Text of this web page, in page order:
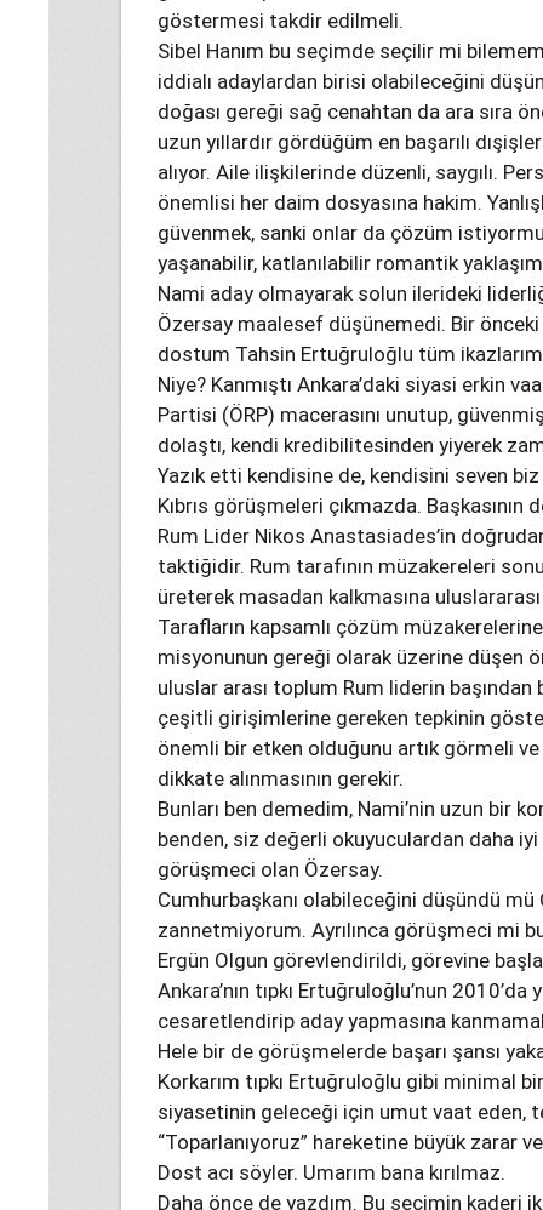
göstermesi takdir edilmeli.
Sibel Hanım bu seçimde seçilir mi
iddialı adaylardan birisi olabileceğini
doğası gereği sağ cenahtan da ara sıra
uzun yıllardır gördüğüm en başarılı
alıyor. Aile ilişkilerinde düzenli, saygılı.
önemlisi her daim dosyasına hakim.
güvenmek, sanki onlar da çözüm
yaşanabilir, katlanılabilir romantik
Nami aday olmayarak solun ilerideki
Özersay maalesef düşünemedi. Bir
dostum Tahsin Ertuğruloğlu tüm
Niye? Kanmıştı Ankara’daki siyasi erkin
Partisi (ÖRP) macerasını unutup,
dolaştı, kendi kredibilitesinden yiyerek
Yazık etti kendisine de, kendisini seven
Kıbrıs görüşmeleri çıkmazda. Başkasının
Rum Lider Nikos Anastasiades’in
taktiğidir. Rum tarafının müzakereleri
üreterek masadan kalkmasına
Tarafların kapsamlı çözüm
misyonunun gereği olarak üzerine düşen
uluslar arası toplum Rum liderin
çeşitli girişimlerine gereken tepkinin
önemli bir etken olduğunu artık görmeli
dikkate alınmasının gerekir.
Bunları ben demedim, Nami’nin uzun bir
benden, siz değerli okuyuculardan daha
görüşmeci olan Özersay.
Cumhurbaşkanı olabileceğini düşündü mü
zannetmiyorum. Ayrılınca görüşmeci mi
Ergün Olgun görevlendirildi, görevine
Ankara’nın tıpkı Ertuğruloğlu’nun
cesaretlendirip aday yapmasına
Hele bir de görüşmelerde başarı şansı
Korkarım tıpkı Ertuğruloğlu gibi minimal
siyasetinin geleceği için umut vaat eden,
“Toparlanıyoruz” hareketine büyük zarar
Dost acı söyler. Umarım bana kırılmaz.
Daha önce de yazdım. Bu seçimin kaderi